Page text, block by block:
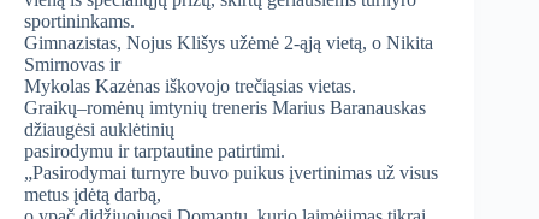
sportininkams.
Gimnazistas, Nojus Klišys užėmė 2-ąją vietą, o Nikita
Smirnovas ir
Mykolas Kazėnas iškovojo trečiąsias vietas.
Graikų–romėnų imtynių treneris Marius Baranauskas
džiaugėsi auklėtinių
pasirodymu ir tarptautine patirtimi.
„Pasirodymai turnyre buvo puikus įvertinimas už visus
metus įdėtą darbą,